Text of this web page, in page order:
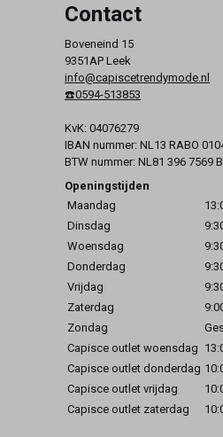
Contact
Boveneind 15
9351AP Leek
info@capiscetrendymode.nl
☎️0594-513853
KvK: 04076279
IBAN nummer: NL13 RABO
BTW nummer: NL81 396 7569
Openingstijden
Maandag
Dinsdag
Woensdag
Donderdag
Vrijdag
Zaterdag
Zondag
Capisce outlet woensdag
Capisce outlet donderdag
Capisce outlet vrijdag
Capisce outlet zaterdag